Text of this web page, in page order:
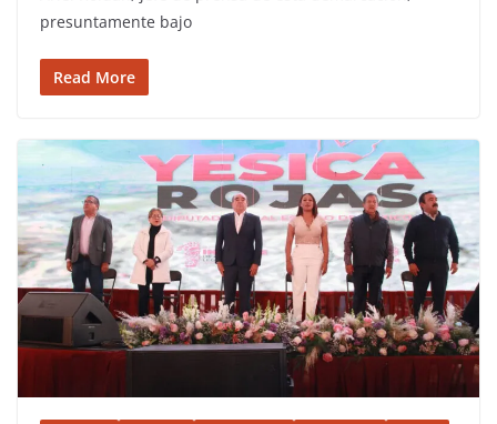
presuntamente bajo
Read More